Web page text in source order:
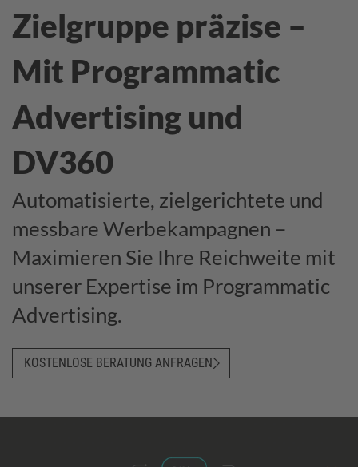
Zielgruppe präzise –
Mit Programmatic
Advertising und
DV360
Automatisierte, zielgerichtete und
messbare Werbekampagnen –
Maximieren Sie Ihre Reichweite mit
unserer Expertise im Programmatic
Advertising.
KOSTENLOSE BERATUNG ANFRAGEN